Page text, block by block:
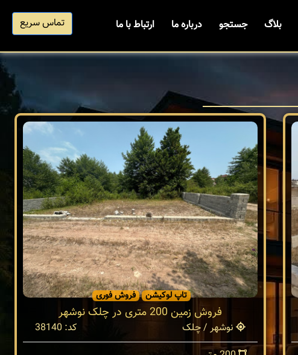
بلاگ جستجو درباره ما ارتباط با ما تماس سریع
تاپ لوکیشن فروش فوری
فروش زمین 200 متری در چلک نوشهر
نوشهر / چلک
کد: 38140